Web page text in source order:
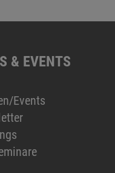
& EVENTS
Events